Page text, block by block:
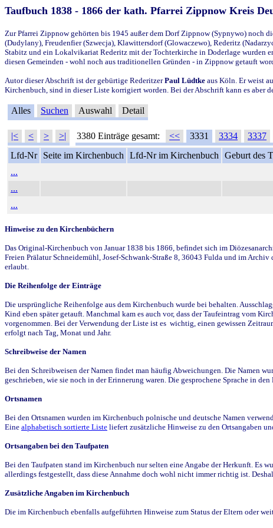
Taufbuch 1838 - 1866 der kath. Pfarrei Zippnow Kreis
Zur Pfarrei Zippnow gehörten bis 1945 außer dem Dorf Zippnow (Sypnywo) noch
(Dudylany), Freudenfier (Szwecja), Klawittersdorf (Glowaczewo), Rederitz
Stabitz und ein Lokalvikariat Rederitz mit der Tochterkirche in Doderlage wurden
diesen Gemeinden - wohl noch aus traditionellen Gründen - in Zippnow getauft
Autor dieser Abschrift ist der gebürtige RederitzerPaul Lüdtke aus Köln. Er weist
Kirchenbuch, sind in dieser Liste korrigiert worden. Bei der Abschrift kann es aber
Alles Suchen Auswahl Detail
|< < > >| 3380 Einträge gesamt: << 3331 3334 3337
Lfd-Nr
Seite im Kirchenbuch Lfd-Nr im Kirchenbuch Geburt des
...
...
...
Hinweise zu den Kirchenbüchern
Das Original-Kirchenbuch von Januar 1838 bis 1866, befindet sich im
Freien Prälatur Schneidemühl, Josef-Schwank-Straße 8, 36043 Fulda und im
erlaubt.
Die Reihenfolge der Einträge
Die ursprüngliche Reihenfolge aus dem Kirchenbuch wurde bei behalten.
Kind eben später getauft. Manchmal kam es auch vor, dass der Taufeintrag vom
vorgenommen. Bei der Verwendung der Liste ist es wichtig, einen gewissen
erfolgt nach Tag, Monat und Jahr.
Schreibweise der Namen
Bei den Schreibweisen der Namen findet man häufig Abweichungen. Die Namen
geschrieben, wie sie noch in der Erinnerung waren. Die gesprochene Sprache in
Ortsnamen
Bei den Ortsnamen wurden im Kirchenbuch polnische und deutsche Namen
Eine alphabetisch sortierte Liste liefert zusätzliche Hinweise zu den Ortsangaben
Ortsangaben bei den Taufpaten
Bei den Taufpaten stand im Kirchenbuch nur selten eine Angabe der Herkunft. Es
allerdings festgestellt, dass diese Annahme doch wohl nicht immer richtig ist.
Zusätzliche Angaben im Kirchenbuch
Die im Kirchenbuch ebenfalls aufgeführten Hinweise zum Status der Eltern oder